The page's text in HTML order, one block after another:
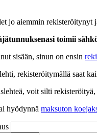
jo aiemmin rekisteröitynyt
toimii
sisään, sinun on ensin
rekisteröitymällä saat
voit silti
hyödynnä maksuton